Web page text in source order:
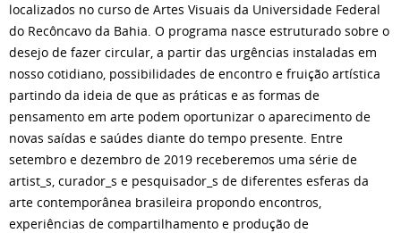
localizados no curso de Artes Visuais da Universidade Federal
do Recôncavo da Bahia. O programa nasce estruturado sobre o
desejo de fazer circular, a partir das urgências instaladas em
nosso cotidiano, possibilidades de encontro e fruição artística
partindo da ideia de que as práticas e as formas de
pensamento em arte podem oportunizar o aparecimento de
novas saídas e saúdes diante do tempo presente. Entre
setembro e dezembro de 2019 receberemos uma série de
artist_s, curador_s e pesquisador_s de diferentes esferas da
arte contemporânea brasileira propondo encontros,
experiências de compartilhamento e produção de